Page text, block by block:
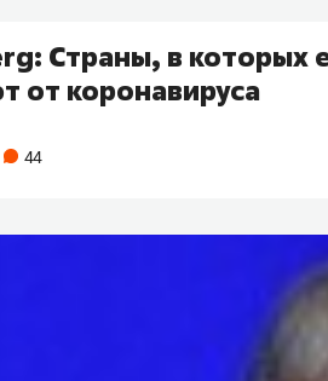
Страны, в которых
от коронавируса
44